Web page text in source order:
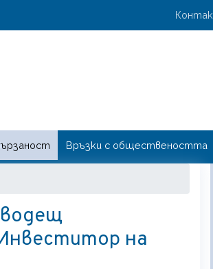
Връзки с обществеността
| Ministry of
на